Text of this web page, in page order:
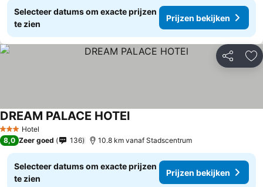
Selecteer datums om exacte prijzen
te zien
Prijzen bekijken
Delen
3 SterrenHotel
DREAM PALACE HOTEl
8,0 Zeer goed 136 10.8 km vanaf Stadscentrum
Selecteer datums om exacte prijzen
te zien
Prijzen bekijken